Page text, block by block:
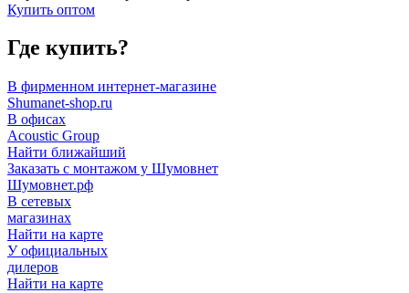
Купить оптом
Где купить?
В фирменном интернет-магазине
Shumanet-shop.ru
В офисах
Acoustic Group
Найти ближайший
Заказать с монтажом у Шумовнет
Шумовнет.рф
В сетевых
магазинах
Найти на карте
У официальных
дилеров
Найти на карте